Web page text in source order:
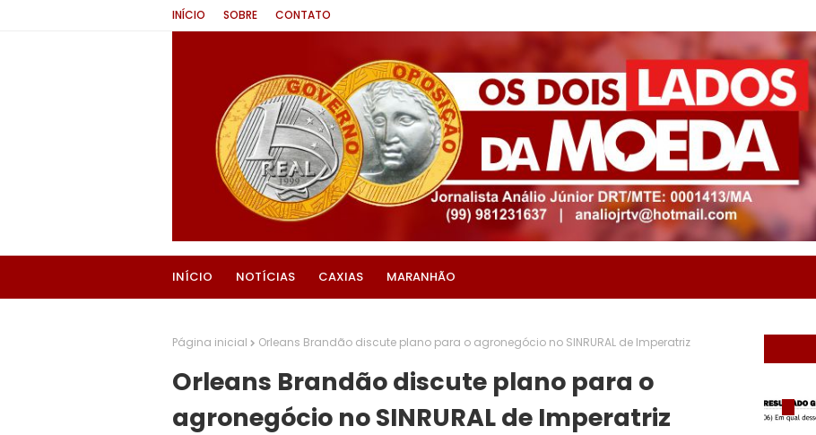
INÍCIO SOBRE CONTATO
INÍCIO NOTÍCIAS CAXIAS MARANHÃO
Página inicial Orleans Brandão discute plano para o agronegócio no SINRURAL de Imperatriz
Orleans Brandão discute plano para o
agronegócio no SINRURAL de Imperatriz